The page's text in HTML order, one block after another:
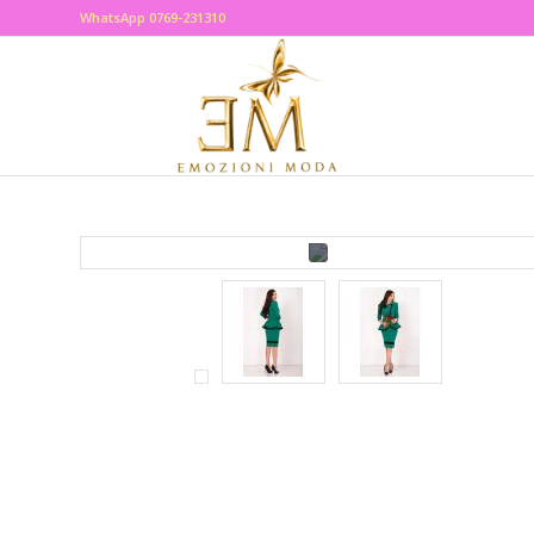
WhatsApp 0769-231310